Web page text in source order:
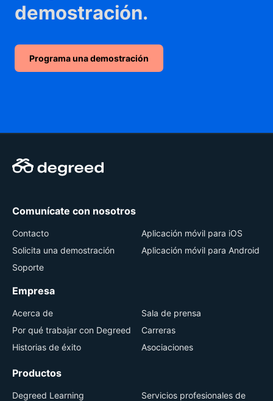
demostración.
Programa una demostración
Comunícate con nosotros
Contacto
Solicita una demostración
Soporte
Aplicación móvil para iOS
Aplicación móvil para Android
Empresa
Acerca de
Por qué trabajar con Degreed
Historias de éxito
Sala de prensa
Carreras
Asociaciones
Productos
Degreed Learning
Servicios profesionales de